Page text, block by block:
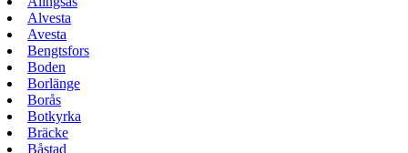
Alvesta
Avesta
Bengtsfors
Boden
Borlänge
Borås
Botkyrka
Bräcke
Båstad